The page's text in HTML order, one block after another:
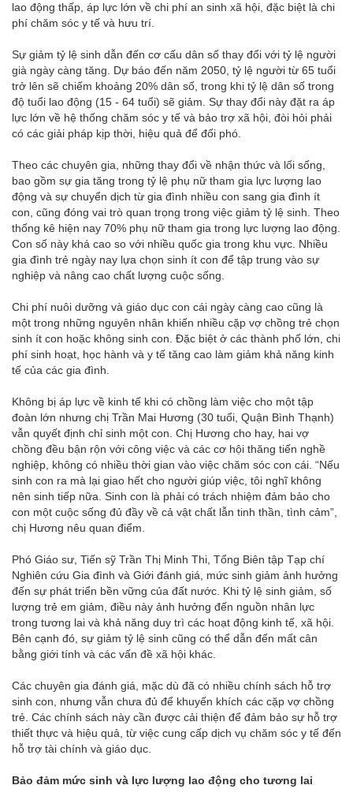
lao động thấp, áp lực lớn về chi phí an sinh xã hội, đặc biệt là chi
phí chăm sóc y tế và hưu trí.
Sự giảm tỷ lệ sinh dẫn đến cơ cấu dân số thay đổi với tỷ lệ người
già ngày càng tăng. Dự báo đến năm 2050, tỷ lệ người từ 65 tuổi
trở lên sẽ chiếm khoảng 20% dân số, trong khi tỷ lệ dân số trong
độ tuổi lao động (15 - 64 tuổi) sẽ giảm. Sự thay đổi này đặt ra áp
lực lớn về hệ thống chăm sóc y tế và bảo trợ xã hội, đòi hỏi phải
có các giải pháp kịp thời, hiệu quả để đối phó.
Theo các chuyên gia, những thay đổi về nhận thức và lối sống,
bao gồm sự gia tăng trong tỷ lệ phụ nữ tham gia lực lượng lao
động và sự chuyển dịch từ gia đình nhiều con sang gia đình ít
con, cũng đóng vai trò quan trọng trong việc giảm tỷ lệ sinh. Theo
thống kê hiện nay 70% phụ nữ tham gia trong lực lượng lao động.
Con số này khá cao so với nhiều quốc gia trong khu vực. Nhiều
gia đình trẻ ngày nay lựa chọn sinh ít con để tập trung vào sự
nghiệp và nâng cao chất lượng cuộc sống.
Chi phí nuôi dưỡng và giáo dục con cái ngày càng cao cũng là
một trong những nguyên nhân khiến nhiều cặp vợ chồng trẻ chọn
sinh ít con hoặc không sinh con. Đặc biệt ở các thành phố lớn, chi
phí sinh hoạt, học hành và y tế tăng cao làm giảm khả năng kinh
tế của các gia đình.
Không bị áp lực về kinh tế khi có chồng làm việc cho một tập
đoàn lớn nhưng chị Trần Mai Hương (30 tuổi, Quận Bình Thạnh)
vẫn quyết định chỉ sinh một con. Chị Hương cho hay, hai vợ
chồng đều bận rộn với công việc và các cơ hội thăng tiến nghề
nghiệp, không có nhiều thời gian vào việc chăm sóc con cái. “Nếu
sinh con ra mà lại giao hết cho người giúp việc, tôi nghĩ không
nên sinh tiếp nữa. Sinh con là phải có trách nhiệm đảm bảo cho
con một cuộc sống đủ đầy về cả vật chất lẫn tinh thần, tình cảm”,
chị Hương nêu quan điểm.
Phó Giáo sư, Tiến sỹ Trần Thị Minh Thi, Tổng Biên tập Tạp chí
Nghiên cứu Gia đình và Giới đánh giá, mức sinh giảm ảnh hưởng
đến sự phát triển bền vững của đất nước. Khi tỷ lệ sinh giảm, số
lượng trẻ em giảm, điều này ảnh hưởng đến nguồn nhân lực
trong tương lai và khả năng duy trì các hoạt động kinh tế, xã hội.
Bên cạnh đó, sự giảm tỷ lệ sinh cũng có thể dẫn đến mất cân
bằng giới tính và các vấn đề xã hội khác.
Các chuyên gia đánh giá, mặc dù đã có nhiều chính sách hỗ trợ
sinh con, nhưng vẫn chưa đủ để khuyến khích các cặp vợ chồng
trẻ. Các chính sách này cần được cải thiện để đảm bảo sự hỗ trợ
thiết thực và hiệu quả, từ việc cung cấp dịch vụ chăm sóc y tế đến
hỗ trợ tài chính và giáo dục.
Bảo đảm mức sinh và lực lượng lao động cho tương lai